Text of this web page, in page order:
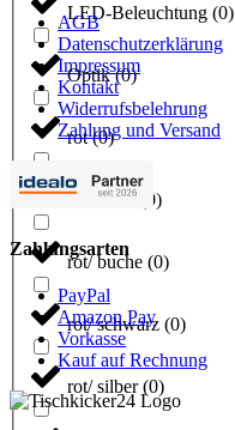
LED-Beleuchtung (0)
Optik(0)
rot(0)
rot/ birke 0)
rot/ buche (0)
rot/ schwarz (0)
rot/ silber(0)
AGB
Datenschutzerklärung
Impressum
Kontakt
Widerrufsbelehrung
Zahlung und Versand
Zahlungsarten
PayPal
Amazon Pay
Vorkasse
Kauf auf Rechnung